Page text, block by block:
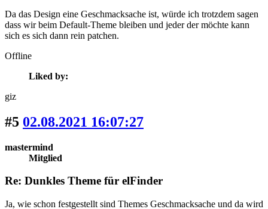
Da das Design eine Geschmacksache ist, würde ich trotzdem sagen
dass wir beim Default-Theme bleiben und jeder der möchte kann
sich es sich dann rein patchen.
Offline
Liked by:
giz
#5 02.08.2021 16:07:27
mastermind
Mitglied
Re: Dunkles Theme für elFinder
Ja, wie schon festgestellt sind Themes Geschmacksache und da wird